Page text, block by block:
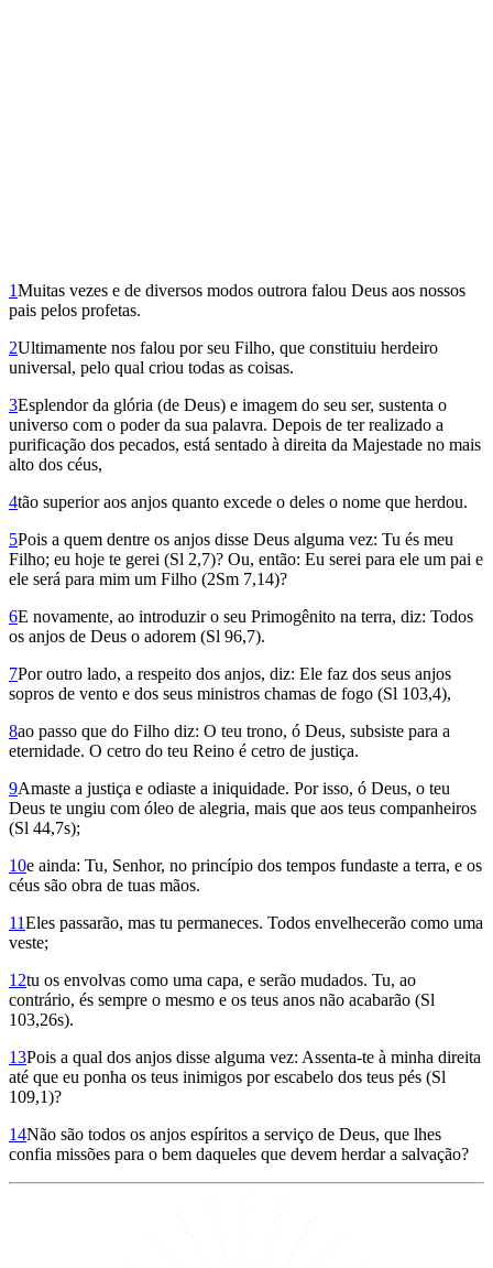
1Muitas vezes e de diversos modos outrora falou Deus aos nossos
pais pelos profetas.
2Ultimamente nos falou por seu Filho, que constituiu herdeiro
universal, pelo qual criou todas as coisas.
3Esplendor da glória (de Deus) e imagem do seu ser, sustenta o
universo com o poder da sua palavra. Depois de ter realizado a
purificação dos pecados, está sentado à direita da Majestade no mais
alto dos céus,
4tão superior aos anjos quanto excede o deles o nome que herdou.
5Pois a quem dentre os anjos disse Deus alguma vez: Tu és meu
Filho; eu hoje te gerei (Sl 2,7)? Ou, então: Eu serei para ele um pai e
ele será para mim um Filho (2Sm 7,14)?
6E novamente, ao introduzir o seu Primogênito na terra, diz: Todos
os anjos de Deus o adorem (Sl 96,7).
7Por outro lado, a respeito dos anjos, diz: Ele faz dos seus anjos
sopros de vento e dos seus ministros chamas de fogo (Sl 103,4),
8ao passo que do Filho diz: O teu trono, ó Deus, subsiste para a
eternidade. O cetro do teu Reino é cetro de justiça.
9Amaste a justiça e odiaste a iniqui­dade. Por isso, ó Deus, o teu
Deus te ungiu com óleo de alegria, mais que aos teus companheiros
(Sl 44,7s);
10e ainda: Tu, Senhor, no princípio dos tempos fundaste a terra, e os
céus são obra de tuas mãos.
11Eles passarão, mas tu permaneces. Todos envelhecerão como uma
veste;
12tu os envolvas como uma capa, e serão mudados. Tu, ao
contrário, és sempre o mesmo e os teus anos não acabarão (Sl
103,26s).
13Pois a qual dos anjos disse alguma vez: Assenta-te à minha direita
até que eu ponha os teus inimigos por escabelo dos teus pés (Sl
109,1)?
14Não são todos os anjos espíritos a serviço de Deus, que lhes
confia missões para o bem daqueles que devem herdar a salvação?